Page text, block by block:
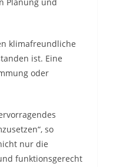
klimafreundliche
ist. Eine
oder
so
nur die
funktionsgerecht